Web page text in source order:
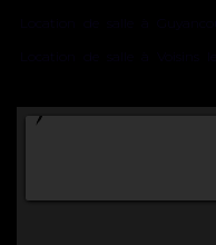
Location de salle à
Location de salle à Voisins